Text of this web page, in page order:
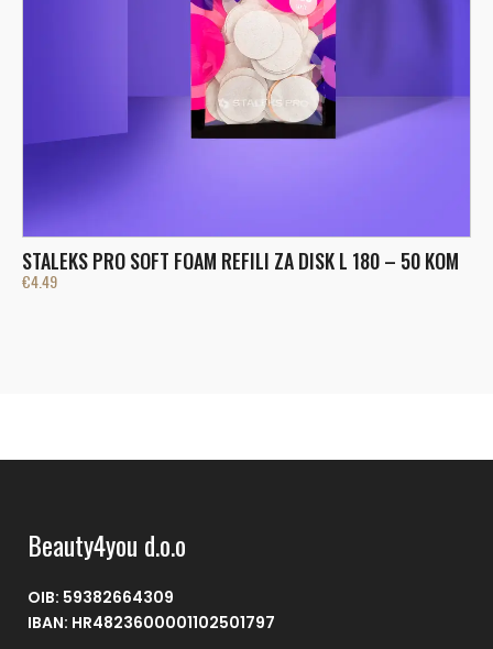
STALEKS PRO SOFT FOAM REFILI ZA DISK L 180 – 50 KOM
€4.49
Beauty4you d.o.o
OIB: 59382664309
IBAN: HR4823600001102501797